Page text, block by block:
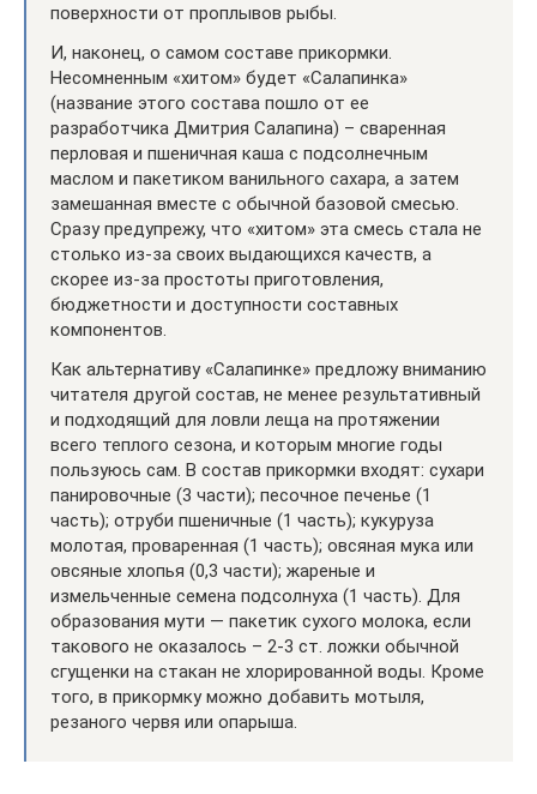
поверхности от проплывов рыбы.
И, наконец, о самом составе прикормки.
Несомненным «хитом» будет «Салапинка»
(название этого состава пошло от ее
разработчика Дмитрия Салапина) – сваренная
перловая и пшеничная каша с подсолнечным
маслом и пакетиком ванильного сахара, а затем
замешанная вместе с обычной базовой смесью.
Сразу предупрежу, что «хитом» эта смесь стала не
столько из-за своих выдающихся качеств, а
скорее из-за простоты приготовления,
бюджетности и доступности составных
компонентов.
Как альтернативу «Салапинке» предложу вниманию
читателя другой состав, не менее результативный
и подходящий для ловли леща на протяжении
всего теплого сезона, и которым многие годы
пользуюсь сам. В состав прикормки входят: сухари
панировочные (3 части); песочное печенье (1
часть); отруби пшеничные (1 часть); кукуруза
молотая, проваренная (1 часть); овсяная мука или
овсяные хлопья (0,3 части); жареные и
измельченные семена подсолнуха (1 часть). Для
образования мути — пакетик сухого молока, если
такового не оказалось – 2-3 ст. ложки обычной
сгущенки на стакан не хлорированной воды. Кроме
того, в прикормку можно добавить мотыля,
резаного червя или опарыша.